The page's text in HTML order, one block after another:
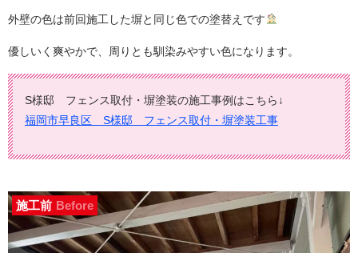
外壁の色は前回施工した塀と同じ色での塗替えです
優しいく爽やかで、周りとも馴染みやすい色になります。
S様邸 フェンス取付・塀塗装の施工事例はこちら↓
福岡市早良区 S様邸 フェンス取付・塀塗装工事
施工前 Before